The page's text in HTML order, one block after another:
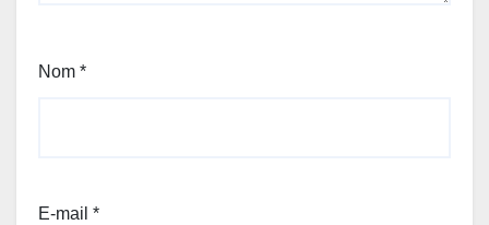
Nom *
E-mail *